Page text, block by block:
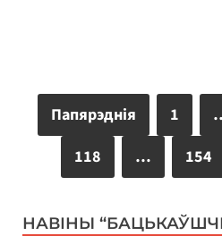
Папярэднія 1
118
… 154
НАВІНЫ